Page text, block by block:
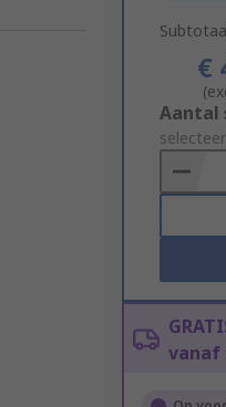
€
Add
to
Basket
Aantal
vanaf